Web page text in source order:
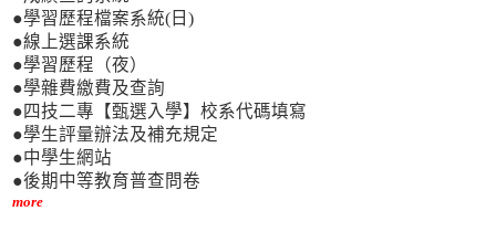
●學習歷程檔案系統(日)
●線上選課系統
●學習歷程（夜）
●學雜費繳費及查詢
●四技二專【甄選入學】校系代碼填寫
●學生評量辦法及補充規定
●中學生網站
●後期中等教育普查問卷
more